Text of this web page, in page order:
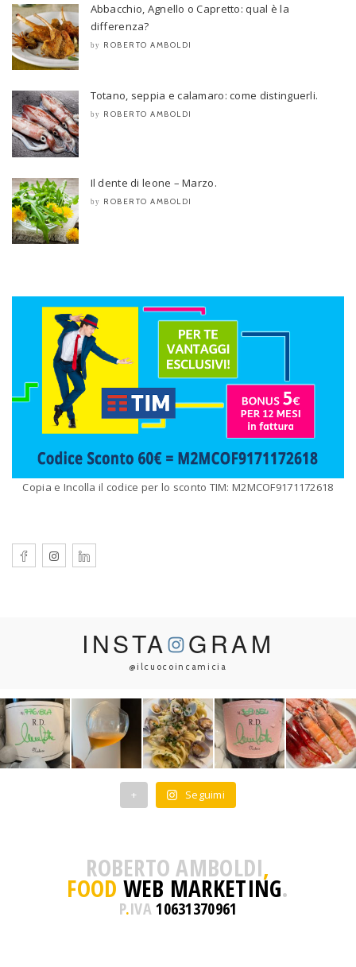
Abbacchio, Agnello o Capretto: qual è la
differenza?
by ROBERTO AMBOLDI
Totano, seppia e calamaro: come distinguerli.
by ROBERTO AMBOLDI
Il dente di leone – Marzo.
by ROBERTO AMBOLDI
Copia e Incolla il codice per lo sconto TIM: M2MCOF9171172618
INSTA GRAM
@ilcuocoincamicia
+ Seguimi
ROBERTO AMBOLDI,
FOOD WEB MARKETING.
P.IVA10631370961